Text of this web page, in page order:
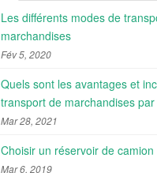
Les différents modes de
marchandises
Fév 5, 2020
Quels sont les avantages et
transport de marchandises
Mar 28, 2021
Choisir un réservoir de camion
Mar 6, 2019